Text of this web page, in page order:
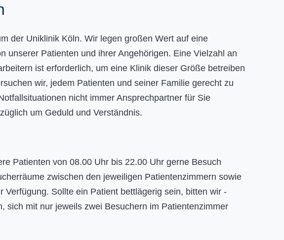
der Uniklinik Köln. Wir legen großen Wert auf eine
unserer Patienten und ihrer Angehörigen. Eine Vielzahl an
ist erforderlich, um eine Klinik dieser Größe betreiben
wir, jedem Patienten und seiner Familie gerecht zu
nicht immer Ansprechpartner für Sie
um Geduld und Verständnis.
Patienten von 08.00 Uhr bis 22.00 Uhr gerne Besuch
zwischen den jeweiligen Patientenzimmern sowie
Verfügung. Sollte ein Patient bettlägerig sein, bitten wir -
sich mit nur jeweils zwei Besuchern im Patientenzimmer